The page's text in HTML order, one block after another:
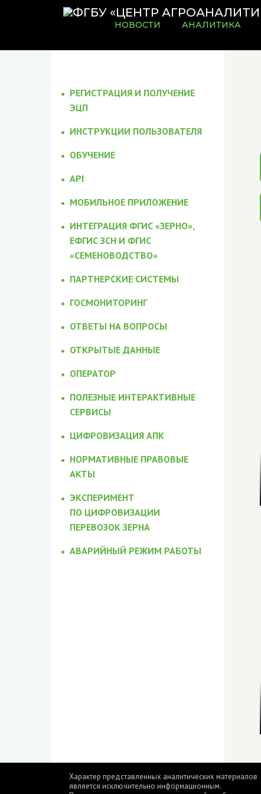
НОВОСТИ АНАЛИТИКА
РЕГИСТРАЦИЯ И ПОЛУЧЕНИЕ
ЭЦП
ИНСТРУКЦИИ ПОЛЬЗОВАТЕЛЯ
ОБУЧЕНИЕ
API
МОБИЛЬНОЕ ПРИЛОЖЕНИЕ
ИНТЕГРАЦИЯ ФГИС «ЗЕРНО»,
ЕФГИС ЗСН И ФГИС
«СЕМЕНОВОДСТВО»
ПАРТНЕРСКИЕ СИСТЕМЫ
ГОСМОНИТОРИНГ
ОТВЕТЫ НА ВОПРОСЫ
ОТКРЫТЫЕ ДАННЫЕ
ОПЕРАТОР
ПОЛЕЗНЫЕ ИНТЕРАКТИВНЫЕ
СЕРВИСЫ
ЦИФРОВИЗАЦИЯ АПК
НОРМАТИВНЫЕ ПРАВОВЫЕ
АКТЫ
ЭКСПЕРИМЕНТ
ПО ЦИФРОВИЗАЦИИ
ПЕРЕВОЗОК ЗЕРНА
АВАРИЙНЫЙ РЕЖИМ РАБОТЫ
Характер представленных аналитических материалов
является исключительно информационным.